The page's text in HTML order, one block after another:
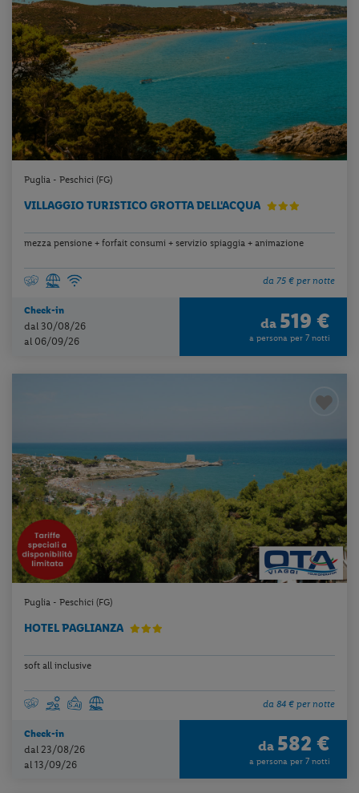
Puglia - Peschici (FG)
VILLAGGIO TURISTICO GROTTA DELL'ACQUA
mezza pensione + forfait consumi + servizio spiaggia + animazione
da 75 € per notte
Check-in
dal 30/08/26
al 06/09/26
da 519 €
a persona per 7 notti
Puglia - Peschici (FG)
HOTEL PAGLIANZA
soft all inclusive
da 84 € per notte
Check-in
dal 23/08/26
al 13/09/26
da 582 €
a persona per 7 notti